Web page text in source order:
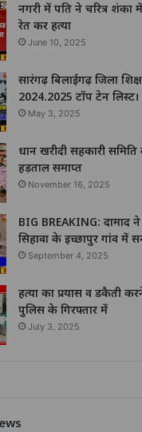
नगरी में पति ने चरित्र शंका
रेत कर हत्या
June 10, 2025
सारंगढ़ बिलाईगढ़ जिला
2024.2025 टॉप टेन लिस्ट।
May 3, 2025
धान खरीदी सहकारी
हड़ताल समाप्त
November 16, 2025
BIG BREAKING: दामाद
सिहावा के इच्छापुर गांव में
September 4, 2025
हत्या का प्रयास व डकैती
पुलिस के गिरफ्तार में
July 3, 2025